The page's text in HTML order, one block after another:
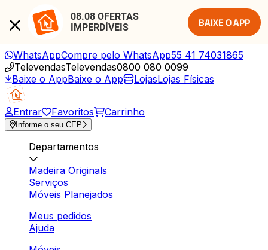
08.08 OFERTAS
IMPERDÍVEIS
BAIXE O APP
WhatsAppCompre pelo WhatsApp55 41 74031865
TelevendasTelevendas0800 080 0099
Baixe o AppBaixe o App LojasLojas Físicas
Entrar Favoritos Carrinho
Informe o seu CEP
Departamentos
Madeira Originals
Serviços
Móveis Planejados
Meus pedidos
Ajuda